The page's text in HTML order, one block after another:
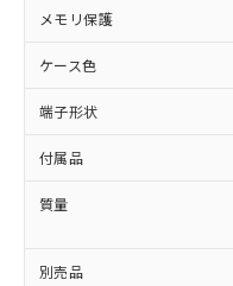
メモリ保護
ケース色
端子形状
付属品
質量
別売品
正式な納
様のお取
ムロン制
オムロン
販
在庫状況
事前の承
示しない
マイパー
ビス）を
ルベンジル（BBP）
（DBP） 1000ppm
但し、RoHS指令で産
フタル酸エステル類の
部品在庫の切り
DBP(フタル酸ジブチ
イソブチル) :
DEHP(フタル酸ビス
「ｅ」：有害物
準値以下である
「10」：通常の
質が外部に漏え
全に破砕
いよう必
当社は貴
ル、化学
武器並び
場合は、
該第三者
販売先お
法に輸出
一定
在庫
たは
機器